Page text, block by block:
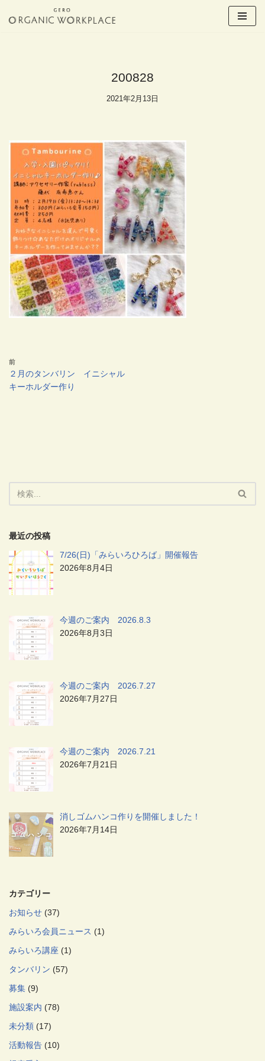
200828
2021年2月13日
前
２月のタンバリン イニシャル
キーホルダー作り
最近の投稿
7/26(日)「みらいろひろば」開催報告
2026年8月4日
今週のご案内 2026.8.3
2026年8月3日
今週のご案内 2026.7.27
2026年7月27日
今週のご案内 2026.7.21
2026年7月21日
消しゴムハンコ作りを開催しました！
2026年7月14日
カテゴリー
お知らせ (37)
みらいろ会員ニュース (1)
みらいろ講座 (1)
タンバリン (57)
募集 (9)
施設案内 (78)
未分類 (17)
活動報告 (10)